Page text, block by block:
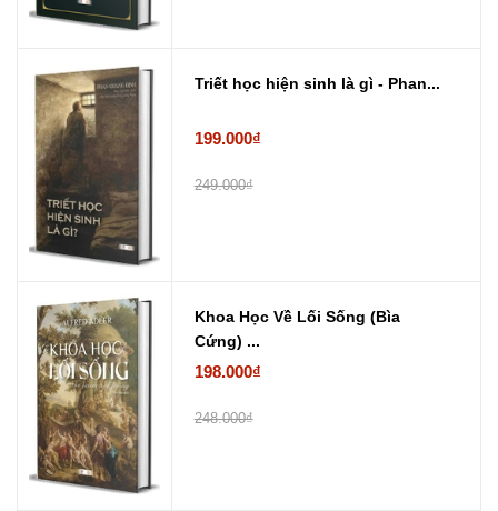
Triết học hiện sinh là gì - Phan...
199.000₫
249.000₫
Khoa Học Về Lối Sống (Bìa
Cứng) ...
198.000₫
248.000₫